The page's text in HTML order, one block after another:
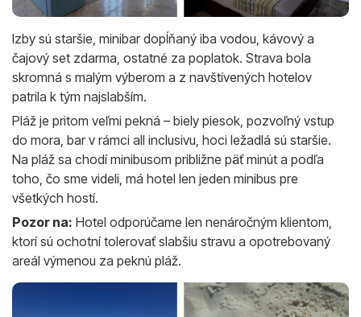
Izby sú staršie, minibar dopĺňaný iba vodou, kávový a
čajový set zdarma, ostatné za poplatok. Strava bola
skromná s malým výberom a z navštívených hotelov
patrila k tým najslabším.
Pláž je pritom veľmi pekná – biely piesok, pozvoľný vstup
do mora, bar v rámci all inclusivu, hoci ležadlá sú staršie.
Na pláž sa chodí minibusom približne päť minút a podľa
toho, čo sme videli, má hotel len jeden minibus pre
všetkých hostí.
Pozor na: Hotel odporúčame len nenáročným klientom,
ktorí sú ochotní tolerovať slabšiu stravu a opotrebovaný
areál výmenou za peknú pláž.